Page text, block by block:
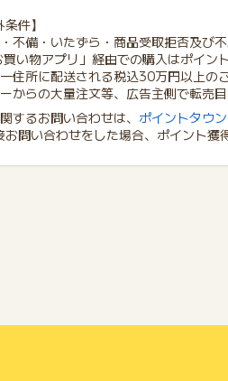
件】
不備・いたずら・商品受取拒否及び
い物アプリ」経由での購入はポイン
住所に配送される税込30万円以上の
からの大量注文等、広告主側で転売
するお問い合わせは、 ポイントタウ
お問い合わせをした場合、ポイント獲